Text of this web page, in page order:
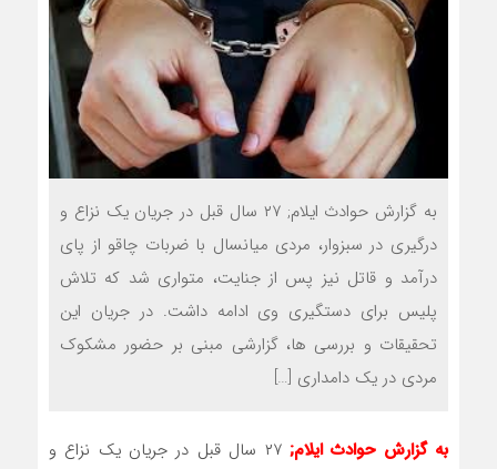
به گزارش حوادث ایلام; ۲۷ سال قبل در جریان یک نزاع و
درگیری در سبزوار، مردی میانسال با ضربات چاقو از پای
درآمد و قاتل نیز پس از جنایت، متواری شد که تلاش
پلیس برای دستگیری وی ادامه داشت. در جریان این
تحقیقات و بررسی ها، گزارشی مبنی بر حضور مشکوک
مردی در یک دامداری […]
به گزارش حوادث ایلام;
۲۷ سال قبل در جریان یک نزاع و